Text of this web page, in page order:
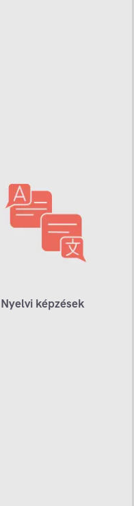
Nyelvi képzések